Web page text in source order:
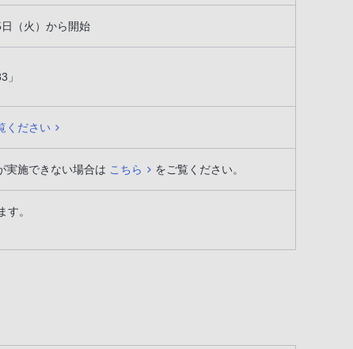
（火）から開始
」
ください
実施できない場合は こちら をご覧ください。
。